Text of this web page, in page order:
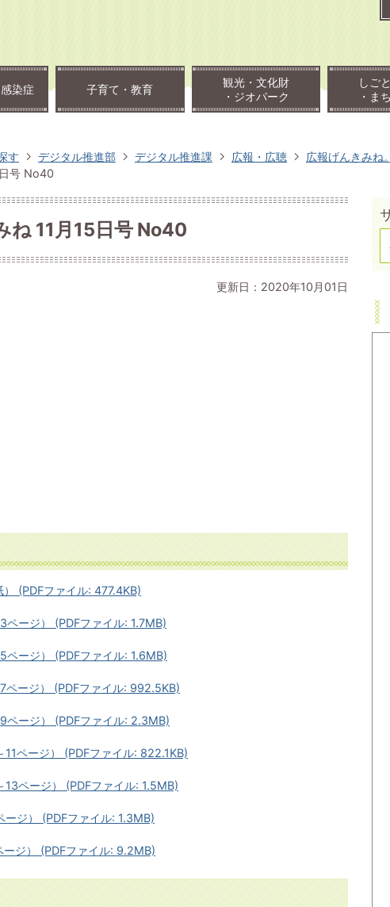
染症 子育て・教育
観光・文化財
・ジオパーク
しご
・ま
す デジタル推進部 デジタル推進課 広報・広聴 広報げんきみね。
号 No40
ね 11月15日号 No40
更新日：2020年10月01日
(PDFファイル: 477.4KB)
ージ） (PDFファイル: 1.7MB)
ージ） (PDFファイル: 1.6MB)
ージ） (PDFファイル: 992.5KB)
ページ） (PDFファイル: 2.3MB)
ページ） (PDFファイル: 822.1KB)
ページ） (PDFファイル: 1.5MB)
ジ） (PDFファイル: 1.3MB)
ジ） (PDFファイル: 9.2MB)